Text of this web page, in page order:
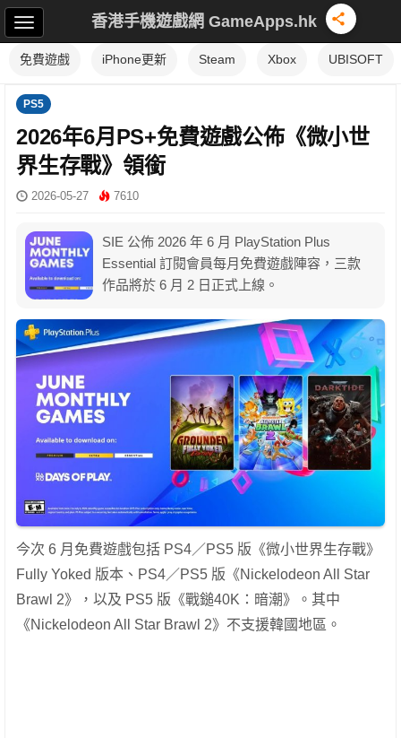
香港手機遊戲網 GameApps.hk
免費遊戲 iPhone更新 Steam Xbox UBISOFT
PS5
2026年6月PS+免費遊戲公佈《微小世
界生存戰》領銜
2026-05-27 7610
SIE 公佈 2026 年 6 月 PlayStation Plus
Essential 訂閱會員每月免費遊戲陣容，三款
作品將於 6 月 2 日正式上線。
今次 6 月免費遊戲包括 PS4／PS5 版《微小世界生存戰》
Fully Yoked 版本、PS4／PS5 版《Nickelodeon All Star
Brawl 2》，以及 PS5 版《戰鎚40K：暗潮》。其中
《Nickelodeon All Star Brawl 2》不支援韓國地區。